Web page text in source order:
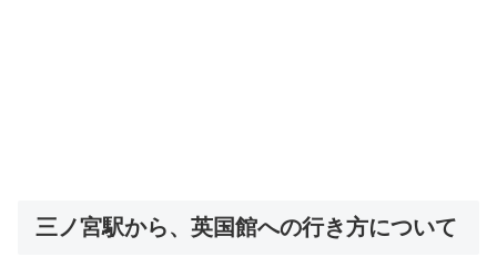
三ノ宮駅から、英国館への行き方について